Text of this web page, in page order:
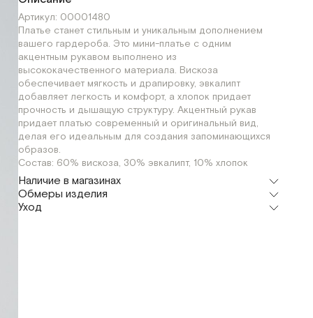
Артикул: 00001480
Платье станет стильным и уникальным дополнением
вашего гардероба. Это мини-платье с одним
акцентным рукавом выполнено из
высококачественного материала. Вискоза
обеспечивает мягкость и драпировку, эвкалипт
добавляет легкость и комфорт, а хлопок придает
прочность и дышащую структуру. Акцентный рукав
придает платью современный и оригинальный вид,
делая его идеальным для создания запоминающихся
образов.
Состав: 60% вискоза, 30% эвкалипт, 10% хлопок
Наличие в магазинах
Шоурум
г. Москва, Малая Бронная 24/3
XS
Обмеры изделия
Уход